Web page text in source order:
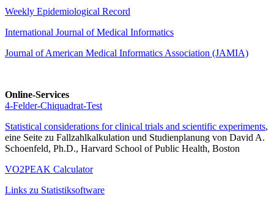
Weekly Epidemiological Record
International Journal of Medical Informatics
Journal of American Medical Informatics Association (JAMIA)
Online-Services
4-Felder-Chiquadrat-Test
Statistical considerations for clinical trials and scientific experiments,
eine Seite zu Fallzahlkalkulation und Studienplanung von David A.
Schoenfeld, Ph.D., Harvard School of Public Health, Boston
VO2PEAK Calculator
Links zu Statistiksoftware